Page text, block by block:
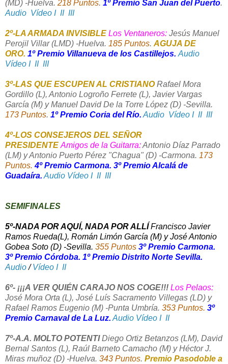
(MD) -Huelva. 218 Puntos. 1º Premio San Juan del Puerto.
Audio Vídeo I II III
2º-LA ARMADA INVISIBLE Los Ventaneros: Jesús Manuel
Perojil Villar (LMD) -Huelva. 185 Puntos.AGUJA DE
ORO. 1º Premio Villanueva de los Castillejos. Audio
Vídeo I II III
3º-LAS QUE ESCUPEN AL CRISTIANORafael Mora
Gordillo (L), Antonio Logroño Ferrete (L), Javier Vargas
García (M) y Manuel David De la Torre López (D) -Sevilla.
173 Puntos. 1º Premio Coria del Río. Audio Vídeo I II III
4º-LOS CONSEJEROS DEL SEÑOR
PRESIDENTE Amigos de la Guitarra:Antonio Díaz Parrado
(LM) y Antonio Puerto Pérez "Chagua" (D) -Carmona. 173
Puntos. 4º Premio Carmona. 3º Premio Alcalá de
Guadaíra. Audio Vídeo I II III
SEMIFINALES
5º-NADA POR AQUÍ, NADA POR ALLÍFrancisco Javier
Ramos Rueda(L), Román Limón García (M) y José Antonio
Gobea Soto (D) -Sevilla. 355 Puntos 3º Premio Carmona.
3º Premio Córdoba. 1º Premio Distrito Norte Sevilla.
Audio/Vídeo I II
6º- ¡¡¡A VER QUIÉN CARAJO NOS COGE!!! Los Pelaos:
José Mora Orta (L), José Luís Sacramento Villegas (LD) y
Rafael Ramos Eugenio (M) -Punta Umbría. 353 Puntos. 3º
Premio Carnaval de La Luz. Audio Vídeo I II
7º-A.A. MOLTO POTENTIDiego Ortiz Betanzos (LM), David
Bernal Santos (L), Raúl Barneto Camacho (M) y Héctor J.
Miras muñoz (D) -Huelva. 343 Puntos. Premio Pasodoble a